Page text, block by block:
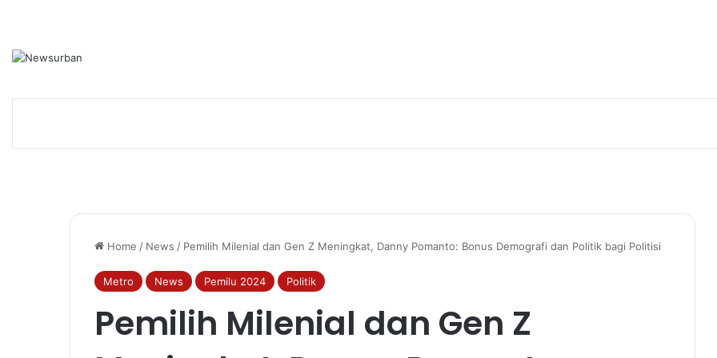
Home / News / Pemilih Milenial dan Gen Z Meningkat, Danny Pomanto: Bonus Demografi dan Politik bagi Politisi
Metro News Pemilu 2024 Politik
Pemilih Milenial dan Gen Z